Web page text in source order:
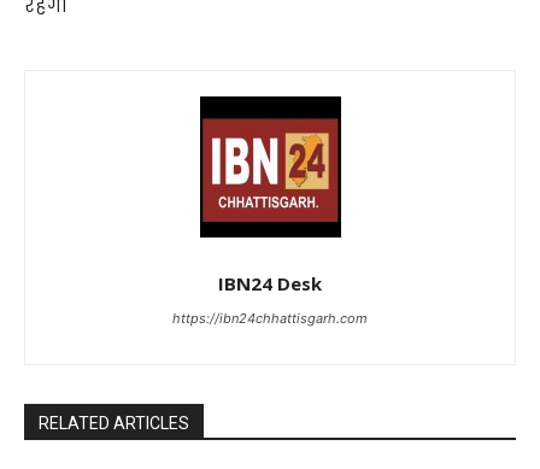
रहेगी
IBN24 Desk
https://ibn24chhattisgarh.com
RELATED ARTICLES